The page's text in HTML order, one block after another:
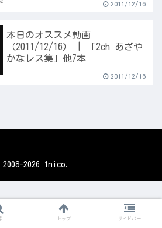
2011/12/16
本日のオススメ動画
（2011/12/16） | 「2ch あざや
かなレス集」他7本
2011/12/16
2026 1nico.
トップ サイドバー